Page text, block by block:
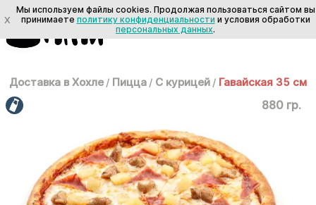
Доставка в Хохле / Пицца / С курицей / Гавайская 35 см
880 гр.
X
Мы используем файлы cookies. Продолжая пользоваться сайтом вы
принимаете политику конфиденциальности и условия обработки
персональных данных.